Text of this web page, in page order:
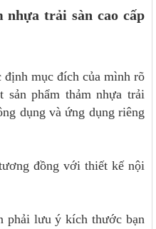
trải sàn cao cấp
mục đích của mình rõ
phẩm thảm nhựa trải
dụng và ứng dụng riêng
đồng với thiết kế nội
lưu ý kích thước bạn